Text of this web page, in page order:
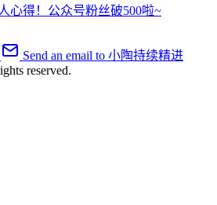
心得！公众号粉丝破500啦~
Send an email to 小陶持续精进
reserved.